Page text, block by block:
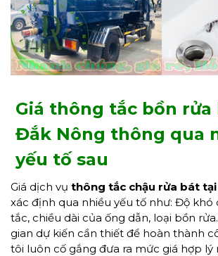
Giá thông tắc bồn rửa
Đắk Nông thông qua
yếu tố sau
Giá dịch vụ thông tắc chậu rửa bát
xác định qua nhiều yếu tố như: Độ khó
tắc, chiều dài của ống dẫn, loại bồn
gian dự kiến cần thiết để hoàn thành
tôi luôn cố gắng đưa ra mức giá hợp lý